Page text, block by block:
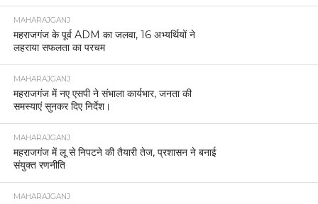
MAHARAJGANJ
महराजगंज के पूर्व ADM का जलवा, 16 अभ्यर्थियों ने
लहराया सफलता का परचम
MAHARAJGANJ
महराजगंज में नए एसपी ने संभाला कार्यभार, जनता की
समस्याएं सुनकर दिए निर्देश।
MAHARAJGANJ
महराजगंज में लू से निपटने की तैयारी तेज, प्रशासन ने बनाई
संयुक्त रणनीति
MAHARAJGANJ